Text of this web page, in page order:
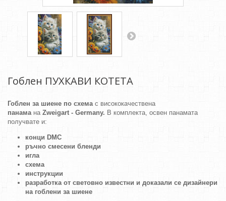
Гоблен ПУХКАВИ КОТЕТА
Гоблен за шиене по схемас висококачествена
панамана Zweigart - Germany. В комплекта, освен панамата
получвате и:
конци DMC
ръчно смесени бленди
игла
схема
инструкции
разработка от световно известни и доказали се дизайнери
на гоблени за шиене